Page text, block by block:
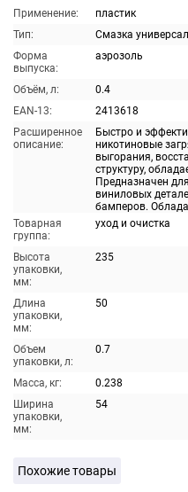
Применение:
пластик
Тип:
Смазка
Форма
выпуска:
аэрозоль
Объём, л:
0.4
EAN-13:
2413618
Расширенное
описание:
Быстро и
никотиновые
выгорания,
структуру,
Предназначен
виниловых
бамперов.
Товарная
группа:
уход и очистка
Высота
упаковки,
мм:
235
Длина
упаковки,
мм:
50
Объем
упаковки, л:
0.7
Масса, кг:
0.238
Ширина
упаковки,
мм:
54
Похожие товары